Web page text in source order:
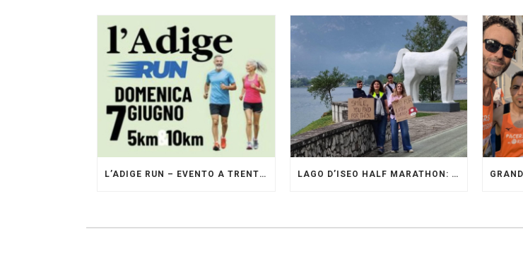
L’ADIGE RUN – EVENTO A TRENTO GESTITO DAI PACERS GLI ORIGINALI LAGO D’ISEO HALF MARATHON: ORIGINALI PRESENTI